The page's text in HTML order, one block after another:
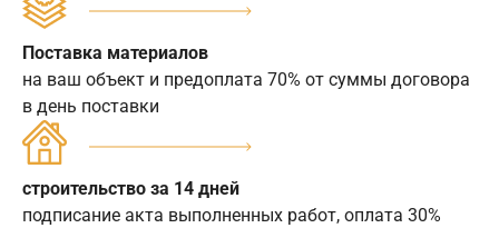
Поставка материалов
на ваш объект и предоплата 70% от суммы договора
в день поставки
строительство за 14 дней
подписание акта выполненных работ, оплата 30%